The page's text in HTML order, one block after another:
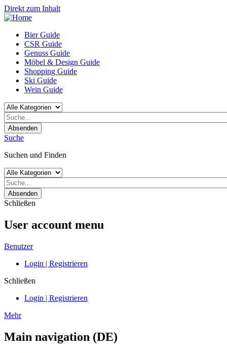
Direkt zum Inhalt
Bier Guide
CSR Guide
Genuss Guide
Möbel & Design Guide
Shopping Guide
Ski Guide
Wein Guide
Absenden
Suche
Suchen und Finden
Absenden
Schließen
User account menu
Benutzer
Login | Registrieren
Schließen
Login | Registrieren
Mehr
Main navigation (DE)